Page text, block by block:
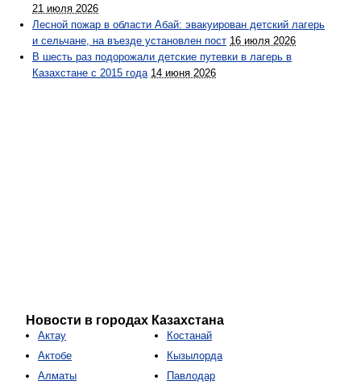
21 июля 2026
Лесной пожар в области Абай: эвакуирован детский лагерь
и сельчане, на въезде установлен пост 16 июля 2026
В шесть раз подорожали детские путевки в лагерь в
Казахстане с 2015 года 14 июня 2026
Новости в городах Казахстана
Актау
Актобе
Алматы
Костанай
Кызылорда
Павлодар